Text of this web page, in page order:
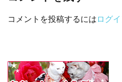
コメントを投稿するには ログ